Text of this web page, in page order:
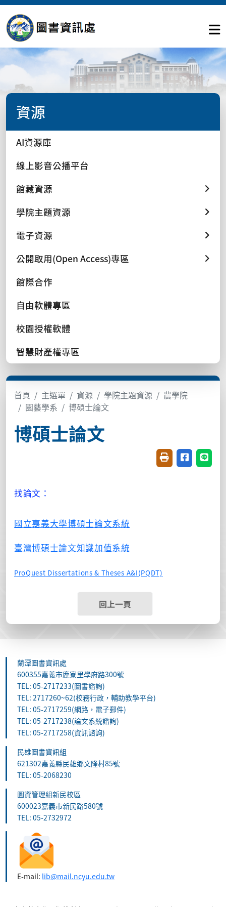
資源
AI資源庫
線上影音公播平台
館藏資源
學院主題資源
電子資源
公開取用(Open Access)專區
館際合作
自由軟體專區
校園授權軟體
智慧財產權專區
首頁 主選單 資源 學院主題資源
農學院
園藝學系
博碩士論文
博碩士論文
友善列印(開新視
分享至臉書
分享
找論文：
國立嘉義大學博碩士論文系統
臺灣博碩士論文知識加值系統
ProQuest Dissertations & Theses A&I(PQDT)
回上一頁
蘭潭圖書資訊處
600355嘉義市鹿寮里學府路300號
TEL: 05-2717233(圖書諮詢)
TEL: 2717260~62(校務行政，輔助教學平台)
TEL: 05-2717259(網路，電子郵件)
TEL: 05-2717238(論文系統諮詢)
TEL: 05-2717258(資訊諮詢)
民雄圖書資訊組
621302嘉義縣民雄鄉文隆村85號
TEL: 05-2068230
圖資管理組新民校區
600023嘉義市新民路580號
TEL: 05-2732972
E-mail: lib@mail.ncyu.edu.tw